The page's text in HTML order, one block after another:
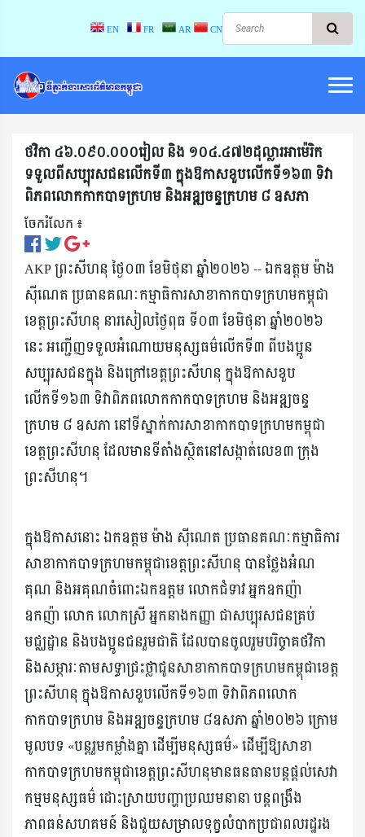
EN FR AR CN
ថវិកា ៤៦.០៩០.០០០រៀល និង ១០៤.៤៧២ដុល្លារអាម៉េរិក
ទទួលពីសប្បុរសជនលើកទី៣ ក្នុងឱកាសខួបលើកទី១៦៣ ទិវា
ពិភពលោកកាកបាទក្រហម និងអឌ្ឍចន្ទក្រហម ៨ ឧសភា
ចែករំលែក ៖​
AKP ព្រះសីហនុ ថ្ងៃ០៣ ខែមិថុនា ឆ្នាំ២០២៦ -- ឯកឧត្តម ម៉ាង
ស៊ីណេត ប្រធានគណៈកម្មាធិការសាខាកាកបាទក្រហមកម្ពុជា
ខេត្តព្រះសីហនុ នារសៀលថ្ងៃពុធ ទី០៣ ខែមិថុនា ឆ្នាំ២០២៦
នេះ អញ្ជើញទទួលអំណោយមនុស្សធម៌លើកទី៣ ពីបងប្អូន
សប្បុរសជនក្នុង និងក្រៅខេត្តព្រះសីហនុ ក្នុងឱកាសខួប
លើកទី១៦៣ ទិវាពិភពលោកកាកបាទក្រហម និងអឌ្ឍចន្ទ
ក្រហម ៨ ឧសភា នៅទីស្នាក់ការសាខាកាកបាទក្រហមកម្ពុជា
ខេត្តព្រះសីហនុ ដែលមានទីតាំងស្ថិតនៅសង្កាត់លេខ៣ ក្រុង
ព្រះសីហនុ។
ក្នុងឱកាសនោះ ឯកឧត្តម ម៉ាង ស៊ីណេត ប្រធានគណៈកម្មាធិការ
សាខាកាកបាទក្រហមកម្ពុជាខេត្តព្រះសីហនុ បានថ្លែងអំណ
គុណ និងអគុណចំពោះឯកឧត្តម លោកជំទាវ អ្នកឧកញ៉ា
ឧកញ៉ា លោក លោកស្រី អ្នកនាងកញ្ញា ជាសប្បុរសជនគ្រប់
មជ្ឈដ្ឋាន និងបងប្អូនជនរួមជាតិ ដែលបានចូលរួមបរិច្ចាគថវិកា
និងសម្ភារៈតាមសទ្ធាជ្រះថ្លាជូនសាខាកាកបាទក្រហមកម្ពុជាខេត្ត
ព្រះសីហនុ ក្នុងឱកាសខួបលើកទី១៦៣ ទិវាពិភពលោក
កាកបាទក្រហម និងអឌ្ឍចន្ទក្រហម ៨ឧសភា ឆ្នាំ២០២៦ ក្រោម
មូលបទ «បន្តរួមកម្លាំងគ្នា ដើម្បីមនុស្សធម៌» ដើម្បីឱ្យសាខា
កាកបាទក្រហមកម្ពុជាខេត្តព្រះសីហនុមានធនធានបន្តផ្តល់សេវា
កម្មមនុស្សធម៌ ដោះស្រាយបញ្ហាប្រឈមនានា បន្តពង្រឹង
ភាពធន់សហគមន៍ និងជួយសម្រាលទុក្ខលំបាកប្រជាពលរដ្ឋរង